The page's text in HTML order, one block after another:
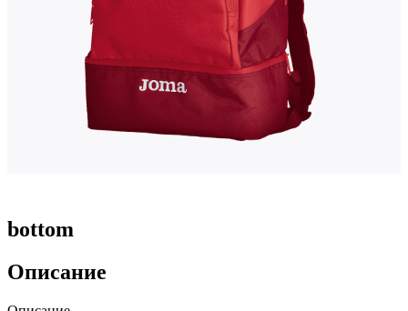
bottom
Описание